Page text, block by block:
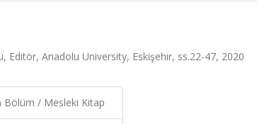
Editör, Anadolu University, Eskişehir, ss.22-47, 2020
Bölüm / Mesleki Kitap